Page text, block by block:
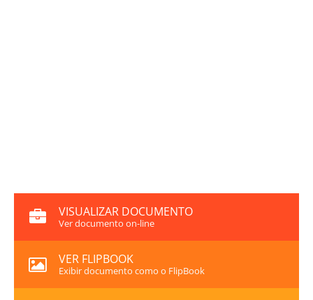
VISUALIZAR DOCUMENTO
Ver documento on-line
VER FLIPBOOK
Exibir documento como o FlipBook